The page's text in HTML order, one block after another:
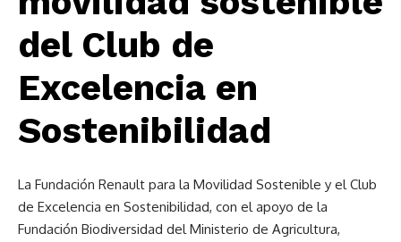
del Club de
Excelencia en
Sostenibilidad
La Fundación Renault para la Movilidad Sostenible y el Club
de Excelencia en Sostenibilidad, con el apoyo de la
Fundación Biodiversidad del Ministerio de Agricultura,